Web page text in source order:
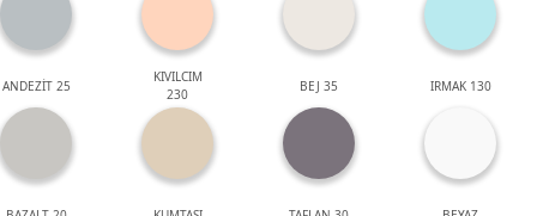
ANDEZİT 25
KIVILCIM
230
BEJ 35 IRMAK 130